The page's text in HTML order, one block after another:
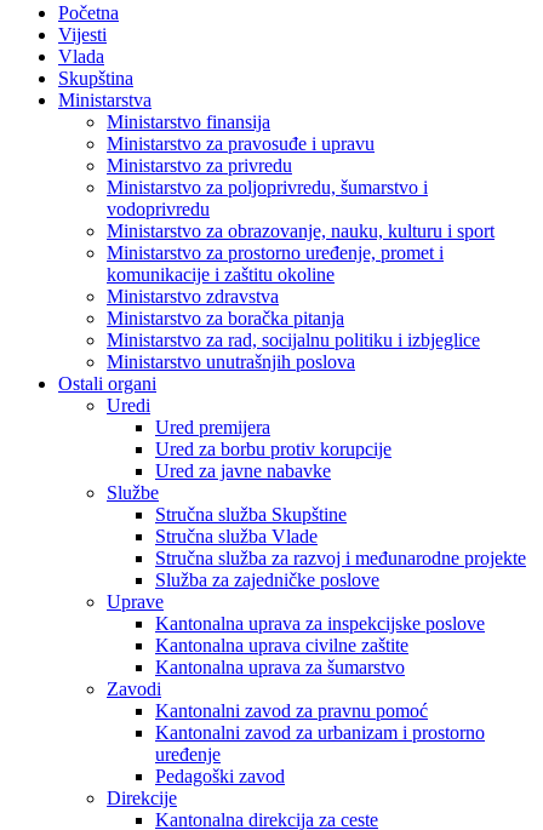
Početna
Vijesti
Vlada
Skupština
Ministarstva
Ministarstvo finansija
Ministarstvo za pravosuđe i upravu
Ministarstvo za privredu
Ministarstvo za poljoprivredu, šumarstvo i
vodoprivredu
Ministarstvo za obrazovanje, nauku, kulturu i sport
Ministarstvo za prostorno uređenje, promet i
komunikacije i zaštitu okoline
Ministarstvo zdravstva
Ministarstvo za boračka pitanja
Ministarstvo za rad, socijalnu politiku i izbjeglice
Ministarstvo unutrašnjih poslova
Ostali organi
Uredi
Ured premijera
Ured za borbu protiv korupcije
Ured za javne nabavke
Službe
Stručna služba Skupštine
Stručna služba Vlade
Stručna služba za razvoj i međunarodne projekte
Služba za zajedničke poslove
Uprave
Kantonalna uprava za inspekcijske poslove
Kantonalna uprava civilne zaštite
Kantonalna uprava za šumarstvo
Zavodi
Kantonalni zavod za pravnu pomoć
Kantonalni zavod za urbanizam i prostorno
uređenje
Pedagoški zavod
Direkcije
Kantonalna direkcija za ceste